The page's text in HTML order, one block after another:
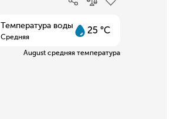
Температура воды
Средняя
25 °C
August средняя температура